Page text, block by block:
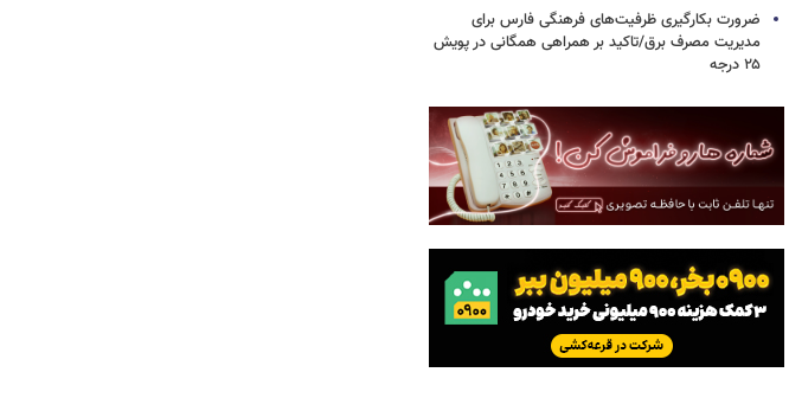
ضرورت بکارگیری ظرفیت‌های فرهنگی فارس برای
مدیریت مصرف برق/تاکید بر همراهی همگانی در پویش
۲۵ درجه